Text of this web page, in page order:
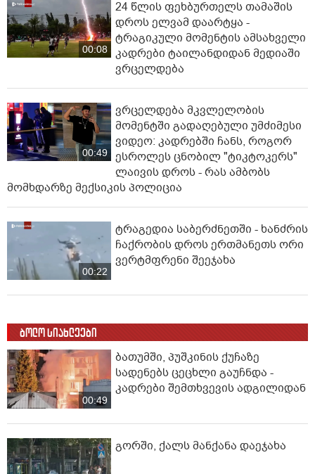
00:08
24 წლის ფეხბურთელს თამაშის
დროს ელვამ დაარტყა -
ტრაგიკული მომენტის ამსახველი
კადრები ტაილანდიდან მედიაში
ვრცელდება
00:49
ვრცელდება მკვლელობის
მომენტში გადაღებული უმძიმესი
ვიდეო: კადრებში ჩანს, როგორ
ესროლეს ცნობილ "ტიკტოკერს"
ლაივის დროს - რას ამბობს
მომხდარზე მექსიკის პოლიცია
00:22
ტრაგედია საბერძნეთში - ხანძრის
ჩაქრობის დროს ერთმანეთს ორი
ვერტმფრენი შეეჯახა
ბოლო სიახლეები
00:49
ბათუმში, პუშკინის ქუჩაზე
სადენებს ცეცხლი გაუჩნდა -
კადრები შემთხვევის ადგილიდან
გორში, ქალს მანქანა დაეჯახა